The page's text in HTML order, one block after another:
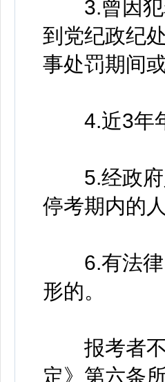
3.曾因犯
到党纪政纪
事处罚期间
4.近3年年
5.经政府
停考期内的
6.有法律
形的。
报考者不
定》第六条